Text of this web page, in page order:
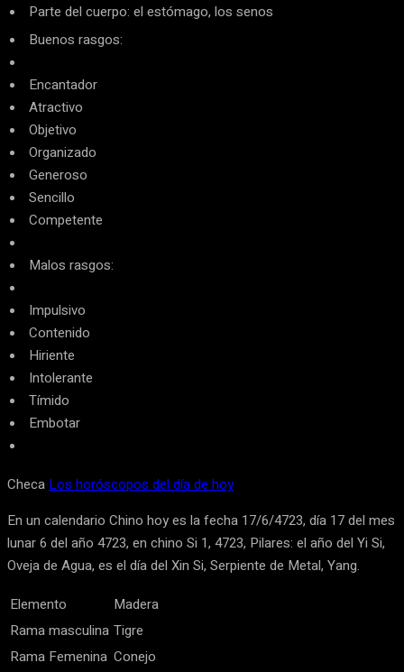
Parte del cuerpo: el estómago, los senos
Buenos rasgos:
Encantador
Atractivo
Objetivo
Organizado
Generoso
Sencillo
Competente
Malos rasgos:
Impulsivo
Contenido
Hiriente
Intolerante
Tímido
Embotar
Checa Los horóscopos del día de hoy
En un calendario Chino hoy es la fecha 17/6/4723, día 17 del mes
lunar 6 del año 4723, en chino Si 1, 4723, Pilares: el año del Yi Si,
Oveja de Agua, es el día del Xin Si, Serpiente de Metal, Yang.
Elemento
Madera
Rama masculina Tigre
Rama Femenina Conejo